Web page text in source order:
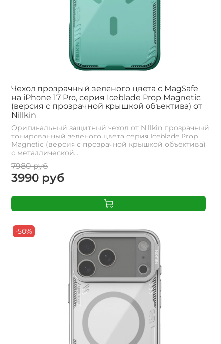
Чехол прозрачный зеленого цвета с MagSafe
на iPhone 17 Pro, серия Iceblade Prop Magnetic
(версия с прозрачной крышкой объектива) от
Nillkin
Оригинальный защитный чехол от Nillkin прозрачный
тонированный зеленого цвета серия Iceblade Prop
Magnetic (версия с прозрачной крышкой объектива)
с металлической...
7980 руб
3990 руб
-50%